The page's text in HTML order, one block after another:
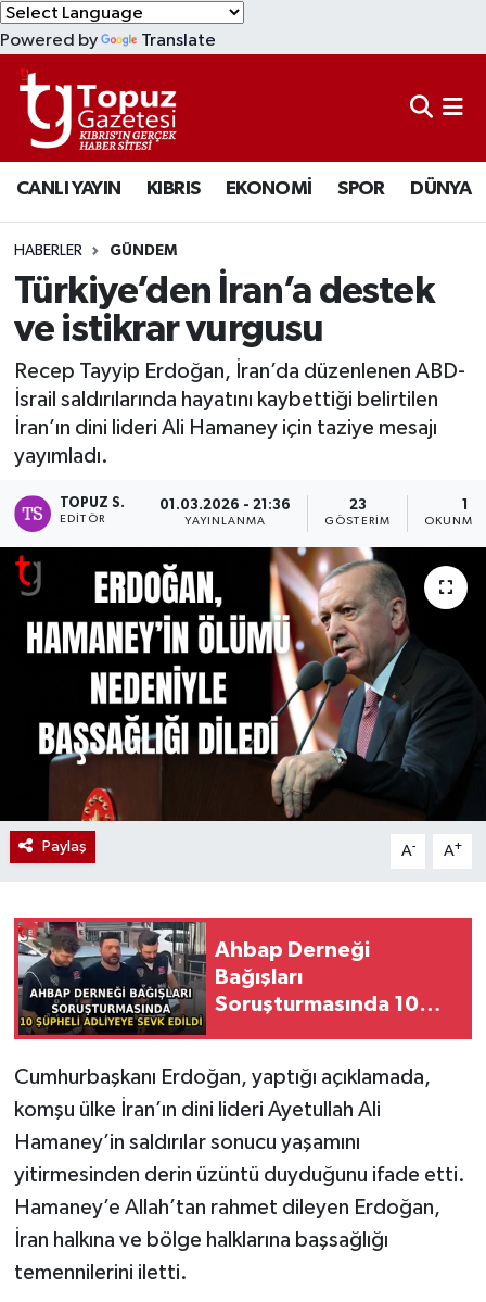
Powered by Translate
CANLI YAYIN KIBRIS EKONOMİ SPOR DÜNYA
HABERLER GÜNDEM
Türkiye’den İran’a destek
ve istikrar vurgusu
Recep Tayyip Erdoğan, İran’da düzenlenen ABD-
İsrail saldırılarında hayatını kaybettiği belirtilen
İran’ın dini lideri Ali Hamaney için taziye mesajı
yayımladı.
TOPUZ S.
EDITÖR
01.03.2026 - 21:36
YAYINLANMA
23
GÖSTERIM OKUNMA
Paylaş A- A+
Ahbap Derneği
Bağışları
Soruşturmasında 10
Cumhurbaşkanı Erdoğan, yaptığı açıklamada,
komşu ülke İran’ın dini lideri Ayetullah Ali
Hamaney’in saldırılar sonucu yaşamını
yitirmesinden derin üzüntü duyduğunu ifade etti.
Hamaney’e Allah’tan rahmet dileyen Erdoğan,
İran halkına ve bölge halklarına başsağlığı
temennilerini iletti.
KIBRIS
DÜNYA
EKONOMİ
MAGAZİN
SAĞLIK
SPOR
Lefkoşa Nöbetçi Eczaneler
Lefkoşa Hava Durumu
Lefkoşa Trafik Yoğunluk Haritası
Süper Lig Puan Durumu ve Fikstür
Tüm Manşetler
Son Dakika Haberleri